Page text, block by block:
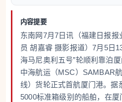
内容提要
东南网7月7日讯（福建日报报
员 胡嘉睿 摄影报道）7月5日
海马尼奥利五号”轮顺利靠泊
中海航运（MSC）SAMBAR
线）货轮正式首航厦门港。据
5000标准箱级别的船舶，在厦